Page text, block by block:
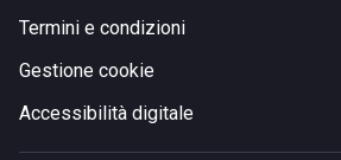
Termini e condizioni
Gestione cookie
Accessibilità digitale